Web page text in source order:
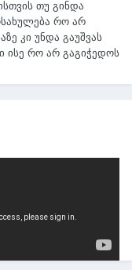
თუ გინდა
რო არ
კი უნდა გაუშვას
ისე რო არ გაგიჭედოს